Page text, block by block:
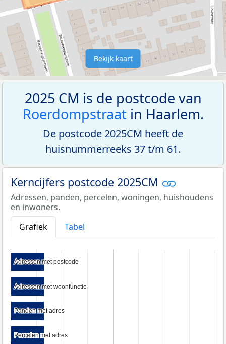
Bekijk kaart
2025 CM is de postcode van
Roerdompstraatin Haarlem.
De postcode 2025CM heeft de
huisnummerreeks 37 t/m 61.
Kerncijfers postcode 2025CM
Adressen, panden, percelen, woningen, huishoudens
en inwoners.
Grafiek
Tabel
Adressen met postcode
Adressen met postcode
Adressen met woonfunctie
Adressen met woonfunctie
Panden met adres
Panden met adres
Percelen met adres
Percelen met adres